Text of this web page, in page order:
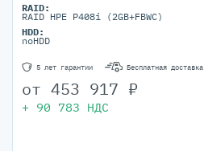
RAID:
RAID HPE P408i (2GB+FBWC)
HDD:
noHDD
5 лет гарантии Бесплатная доставка
от 453 917 ₽
+ 90 783 НДС